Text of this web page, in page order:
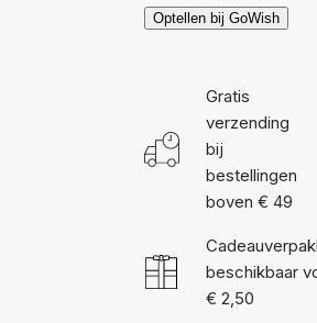
Optellen bij GoWish
Gratis
verzending
bij
bestellingen
boven € 49
beschikbaar
€ 2,50